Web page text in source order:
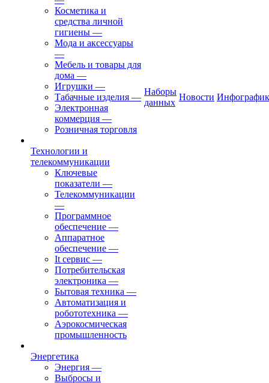
Косметика и
средства личной
гигиены —
Мода и аксессуары
—
Мебель и товары для
дома —
Игрушки —
Табачные изделия —
Электронная
коммерция —
Розничная торговля
Технологии и
телекоммуникации
Ключевые
показатели —
Телекоммуникации
—
Программное
обеспечение —
Аппаратное
обеспечение —
It сервис —
Потребительская
электроника —
Бытовая техника —
Автоматизация и
робототехника —
Аэрокосмическая
промышленность
Энергетика
Энергия —
Выбросы и
Наборы
данных
Новости